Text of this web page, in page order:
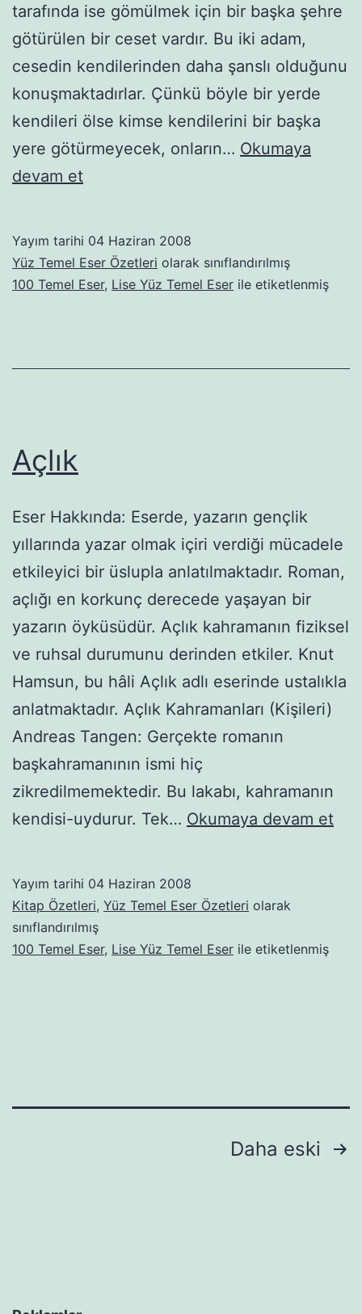
tarafında ise gömülmek için bir başka şehre
götürülen bir ceset vardır. Bu iki adam,
cesedin kendilerin­den daha şanslı olduğunu
konuşmaktadırlar. Çünkü böyle bir yerde
kendileri ölse kimse kendilerini bir başka
yere götürme­yecek, onların… Okumaya
devam etBeyaz
Yayım tarihi 04 Haziran 2008
Yüz Temel Eser Özetleri olarak sınıflandırılmış
100 Temel Eser, Lise Yüz Temel Eser ile etiketlenmiş
Açlık
Eser Hakkında: Eserde, yazarın gençlik
yıllarında yazar olmak içiri verdi­ği mücadele
etkileyici bir üslupla anlatılmaktadır. Roman,
aç­lığı en korkunç derecede yaşayan bir
yazarın öyküsüdür. Aç­lık kahramanın fiziksel
ve ruhsal durumunu derinden etkiler. Knut
Hamsun, bu hâli Açlık adlı eserinde ustalıkla
anlatmaktadır. Açlık Kahramanları (Kişileri)
Andreas Tangen: Gerçekte romanın
başkahramanının ismi hiç
zikredilmemektedir. Bu lakabı, kahramanın
kendisi-uydurur. Tek… Okumaya devam et
Yayım tarihi 04 Haziran 2008
Kitap Özetleri, Yüz Temel Eser Özetleri olarak
sınıflandırılmış
100 Temel Eser, Lise Yüz Temel Eser ile etiketlenmiş
Daha eski